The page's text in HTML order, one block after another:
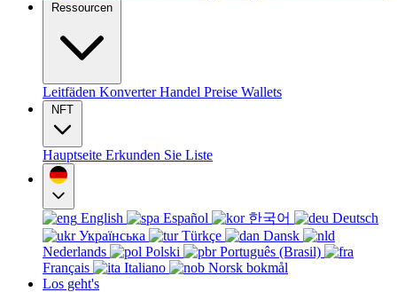
Ressourcen
Leitfäden KonverterHandel Preise Wallets
NFT
Hauptseite Erkunden Sie Liste
English Español 한국어
Deutsch
Українська
Türkçe
Dansk
Nederlands
Polski
Português (Brasil)
Français
Italiano
Norsk bokmål
Los geht's